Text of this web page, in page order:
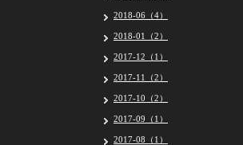
2018-06（4）
2018-01（2）
2017-12（1）
2017-11（2）
2017-10（2）
2017-09（1）
2017-08（1）